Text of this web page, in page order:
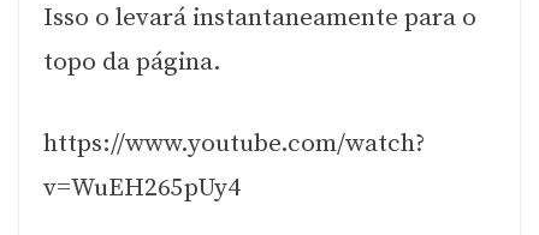
Isso o levará instantaneamente para o
topo da página.
https://www.youtube.com/watch?
v=WuEH265pUy4